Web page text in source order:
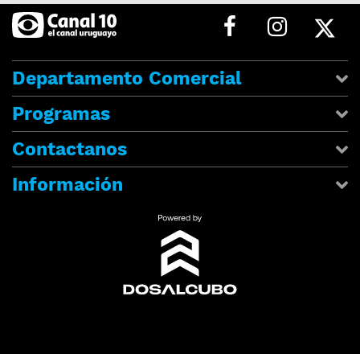
Departamento Comercial
Programas
Contactanos
Información